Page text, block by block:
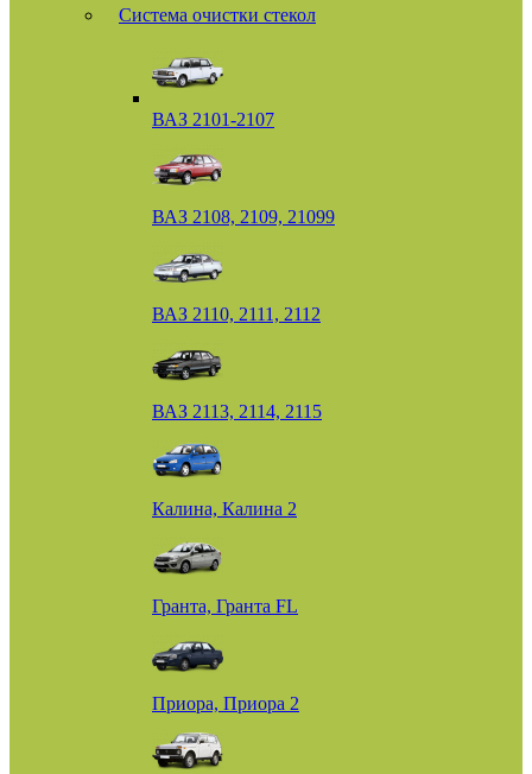
Система очистки стекол
ВАЗ 2101-2107
ВАЗ 2108, 2109, 21099
ВАЗ 2110, 2111, 2112
ВАЗ 2113, 2114, 2115
Калина, Калина 2
Гранта, Гранта FL
Приора, Приора 2